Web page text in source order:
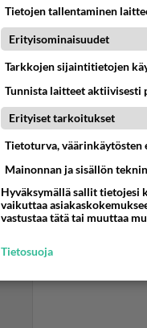
Sehän teille
Eihän
HipHeiL
Tietojen tallentaminen
Erityisominaisuudet
Tarkkojen sijaintitietojen
Tunnista laitteet aktiivisesti
Erityiset tarkoitukset
Tietoturva, väärinkäytösten
Mainonnan ja sisällön
Hyväksymällä sallit tietojesi
vaikuttaa
vastustaa tätä tai muuttaa
Tietosuoja